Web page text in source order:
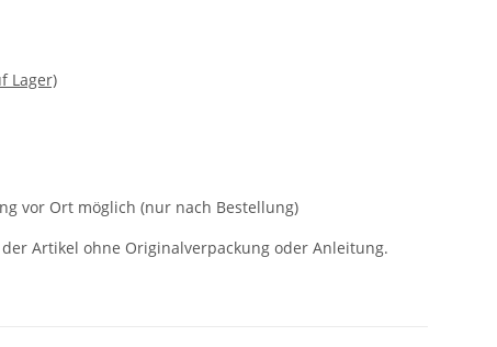
Lager)
vor Ort möglich (nur nach Bestellung)
Artikel ohne Originalverpackung oder Anleitung.